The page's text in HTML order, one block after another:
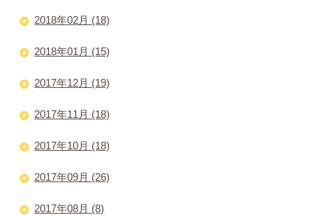
2018年02月 (18)
2018年01月 (15)
2017年12月 (19)
2017年11月 (18)
2017年10月 (18)
2017年09月 (26)
2017年08月 (8)